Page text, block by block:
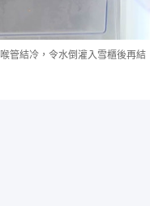
管結冷，令水倒灌入雪櫃後再結